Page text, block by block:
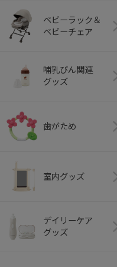
ベビーラック＆
ベビーチェア
哺乳びん関連
グッズ
歯がため
室内グッズ
デイリーケア
グッズ